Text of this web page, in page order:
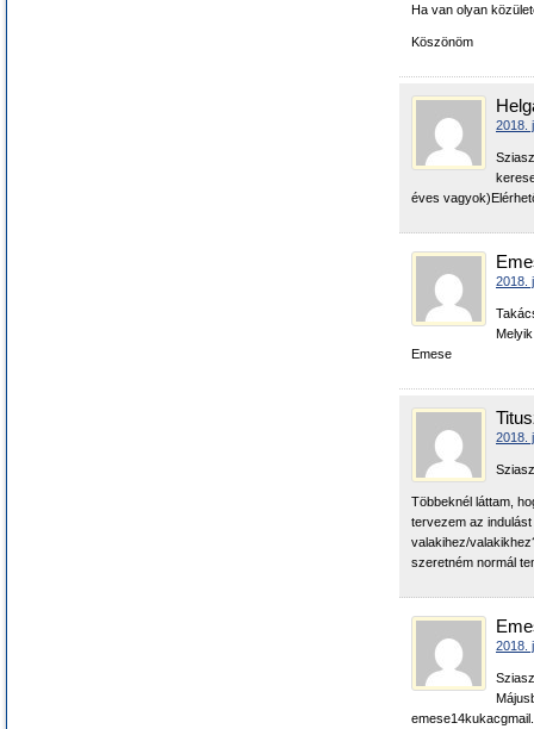
Ha van olyan
Köszönöm
2018.
éves
2018.
Emese
2018.
Többeknél láttam,
tervezem az
valakihez/
szeretném normál
2018.